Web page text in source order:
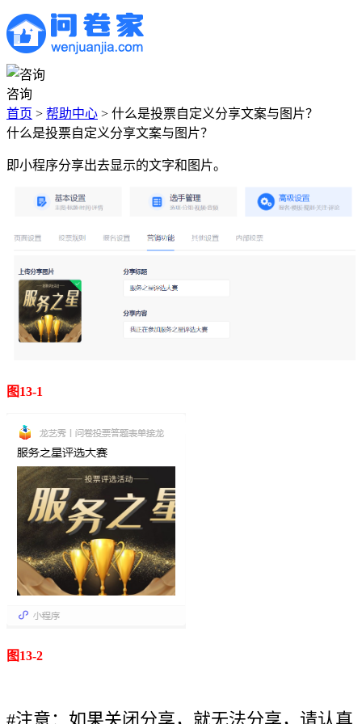
咨询
首页 > 帮助中心 > 什么是投票自定义分享文案与图片？
什么是投票自定义分享文案与图片？
即小程序分享出去显示的文字和图片。
图13-1
图13-2
#注意：如果关闭分享，就无法分享，请认真